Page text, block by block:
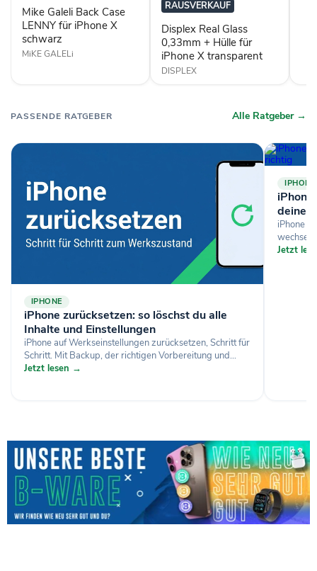
iPhone
X
schwarz
Mike Galeli Back Case
LENNY für iPhone X
schwarz
MiKE GALELi
für
iPhone
X
transparent
RAUSVERKAUF
Displex Real Glass
0,33mm + Hülle für
iPhone X transparent
DISPLEX
PASSENDE RATGEBER Alle Ratgeber →
IPHONE
iPhone zurücksetzen: so löschst du alle
Inhalte und Einstellungen
iPhone auf Werkseinstellungen zurücksetzen, Schritt für
Schritt. Mit Backup, der richtigen Vorbereitung und...
Jetzt lesen →
IPHONE
deine
iPhone
Jetzt